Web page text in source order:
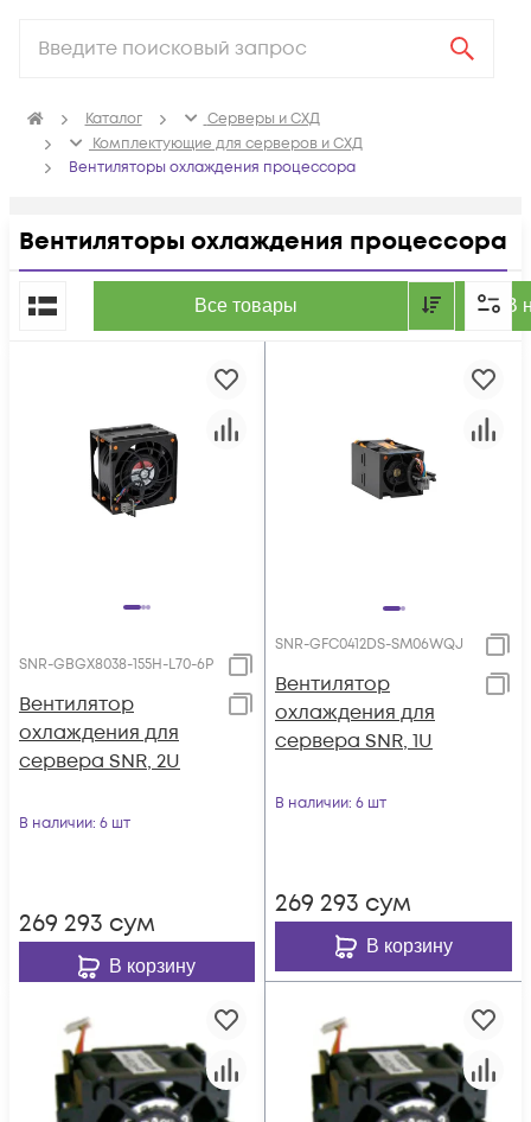
Каталог
Серверы и СХД
Комплектующие для серверов и СХД
Вентиляторы охлаждения процессора
Вентиляторы охлаждения процессора
Все товары В
По популярности
SNR-GBGX8038-155H-L70-6P
Вентилятор
охлаждения для
сервера SNR, 2U
В наличии: 6 шт
269 293 сум
В корзину
SNR-GFC0412DS-SM06WQJ
Вентилятор
охлаждения для
сервера SNR, 1U
В наличии: 6 шт
269 293 сум
В корзину